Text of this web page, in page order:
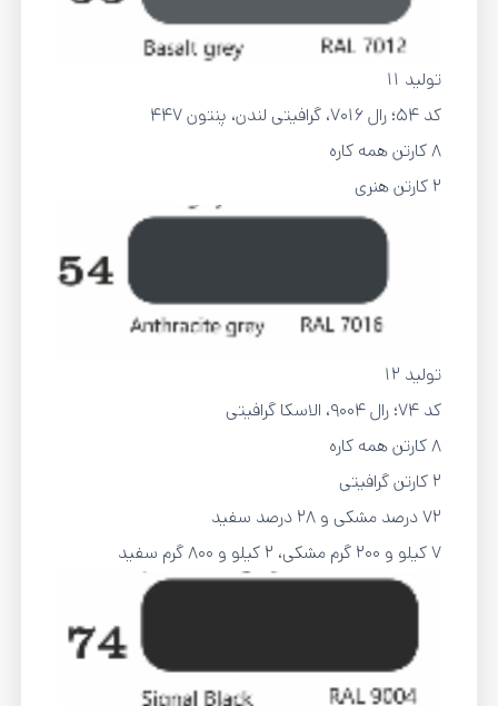
تولید 11
کد 54؛ رال 7016، گرافیتی لندن، پنتون 447
8 کارتن همه کاره
2 کارتن هنری
تولید 12
کد 74؛ رال 9004، الاسکا گرافیتی
8 کارتن همه کاره
2 کارتن گرافیتی
72 درصد مشکی و 28 درصد سفید
7 کیلو و 200 گرم مشکی، 2 کیلو و 800 گرم سفید